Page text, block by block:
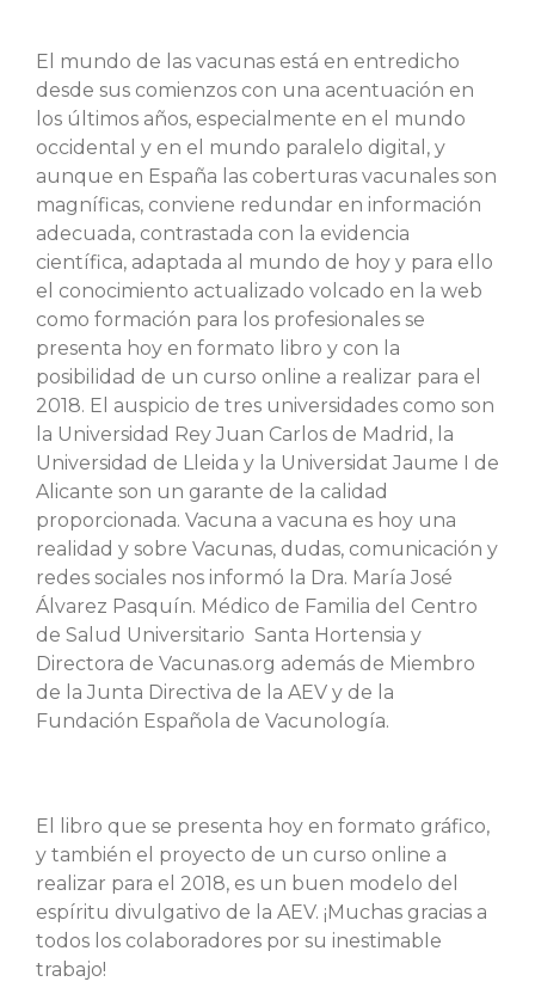
El mundo de las vacunas está en entredicho
desde sus comienzos con una acentuación en
los últimos años, especialmente en el mundo
occidental y en el mundo paralelo digital, y
aunque en España las coberturas vacunales son
magníficas, conviene redundar en información
adecuada, contrastada con la evidencia
científica, adaptada al mundo de hoy y para ello
el conocimiento actualizado volcado en la web
como formación para los profesionales se
presenta hoy en formato libro y con la
posibilidad de un curso online a realizar para el
2018. El auspicio de tres universidades como son
la Universidad Rey Juan Carlos de Madrid, la
Universidad de Lleida y la Universidat Jaume I de
Alicante son un garante de la calidad
proporcionada. Vacuna a vacuna es hoy una
realidad y sobre Vacunas, dudas, comunicación y
redes sociales nos informó la Dra. María José
Álvarez Pasquín. Médico de Familia del Centro
de Salud Universitario Santa Hortensia y
Directora de Vacunas.org además de Miembro
de la Junta Directiva de la AEV y de la
Fundación Española de Vacunología.
El libro que se presenta hoy en formato gráfico,
y también el proyecto de un curso online a
realizar para el 2018, es un buen modelo del
espíritu divulgativo de la AEV. ¡Muchas gracias a
todos los colaboradores por su inestimable
trabajo!